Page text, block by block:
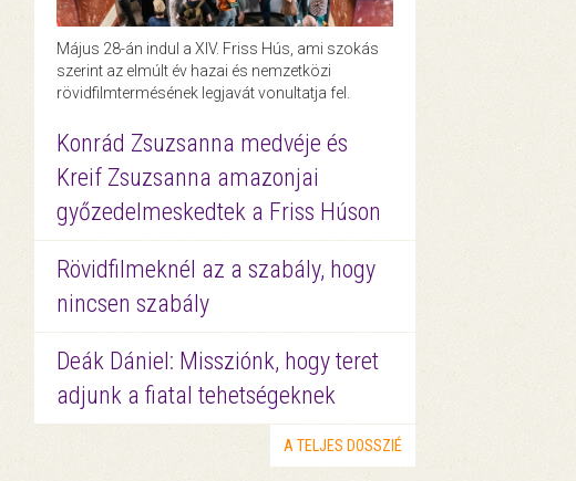
Május 28-án indul a XIV. Friss Hús, ami szokás
szerint az elmúlt év hazai és nemzetközi
rövidfilmtermésének legjavát vonultatja fel.
Konrád Zsuzsanna medvéje és
Kreif Zsuzsanna amazonjai
győzedelmeskedtek a Friss Húson
Rövidfilmeknél az a szabály, hogy
nincsen szabály
Deák Dániel: Missziónk, hogy teret
adjunk a fiatal tehetségeknek
A TELJES DOSSZIÉ